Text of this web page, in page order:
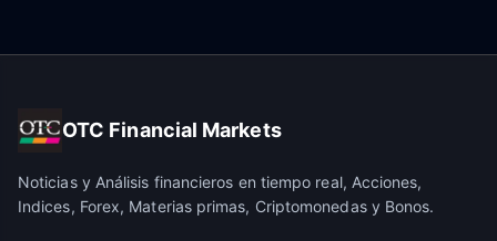
OTC Financial Markets
Noticias y Análisis financieros en tiempo real, Acciones,
Indices, Forex, Materias primas, Criptomonedas y Bonos.